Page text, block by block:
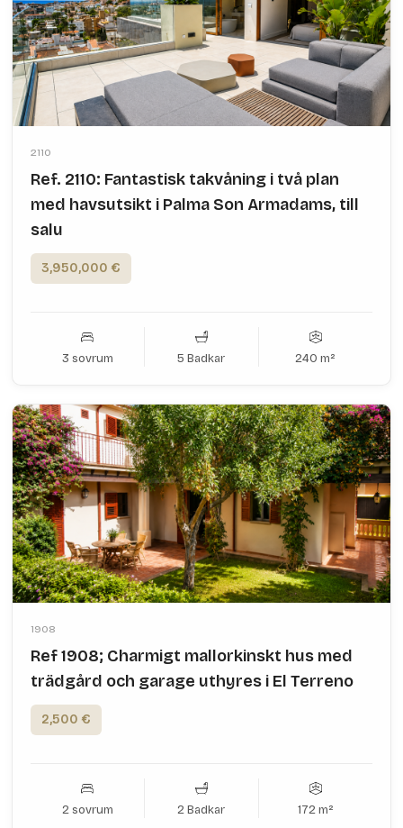
2110
Ref. 2110: Fantastisk takvåning i två plan
med havsutsikt i Palma Son Armadams, till
salu
3,950,000 €
3 sovrum 5 Badkar 240 m²
1908
Ref 1908; Charmigt mallorkinskt hus med
trädgård och garage uthyres i El Terreno
2,500 €
2 sovrum 2 Badkar 172 m²